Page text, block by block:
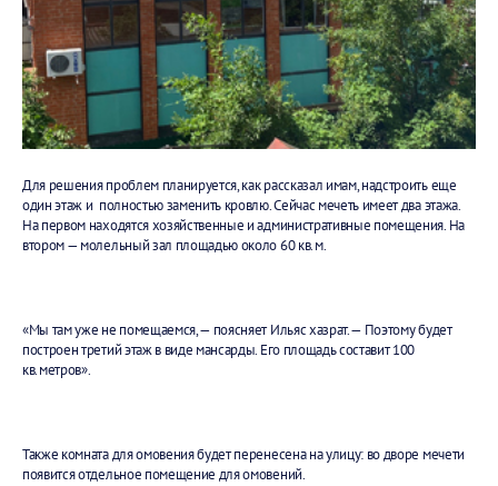
Для решения проблем планируется, как рассказал имам, надстроить еще
один этаж и полностью заменить кровлю. Сейчас мечеть имеет два этажа.
На первом находятся хозяйственные и административные помещения. На
втором — молельный зал площадью около 60 кв.м.
«Мы там уже не помещаемся, — поясняет Ильяс хазрат. — Поэтому будет
построен третий этаж в виде мансарды. Его площадь составит 100
кв.метров».
Также комната для омовения будет перенесена на улицу: во дворе мечети
появится отдельное помещение для омовений.